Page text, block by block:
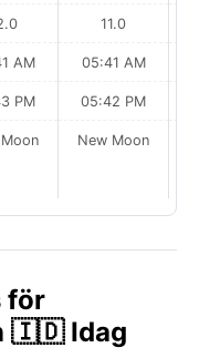
AM
PM
11.0
05:41 AM
05:42 PM
New Moon
för
🇮🇩 Idag